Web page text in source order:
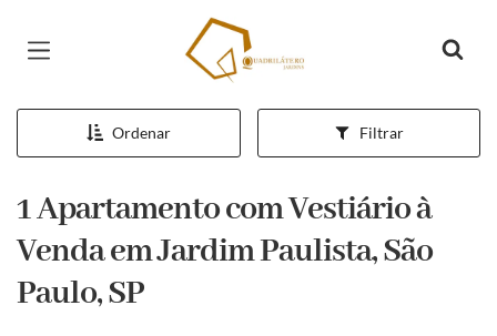
Página inicial
Ordenar Filtrar
1 Apartamento com Vestiário à
Venda em Jardim Paulista, São
Paulo, SP